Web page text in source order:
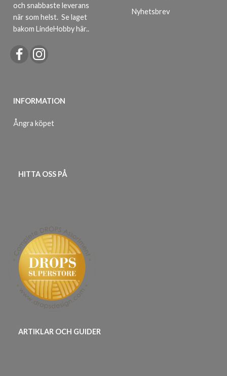
och snabbaste leverans
när som helst. Se laget
bakom LindeHobby här..
INFORMATION
Ångra köpet
Nyhetsbrev
HITTA OSS PÅ
ARTIKLAR OCH GUIDER